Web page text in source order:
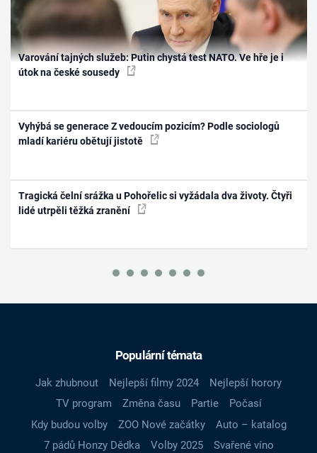
Varování tajných služeb: Putin chystá test NATO. Ve hře je i
útok na české sousedy
Vyhýbá se generace Z vedoucím pozicím? Podle sociologů
mladí kariéru obětují jistotě
Tragická čelní srážka u Pohořelic si vyžádala dva životy. Čtyři
lidé utrpěli těžká zranění
Populární témata
Jak zhubnout Nejlepší filmy 2024
Nejlepší horory
TV program
Změna času Partie
Počasí
Kdy budou volby
ZOO Nové začátky
Auto – katalog
7 pádů Honzy Dědka
Volby 2025
Svařené víno